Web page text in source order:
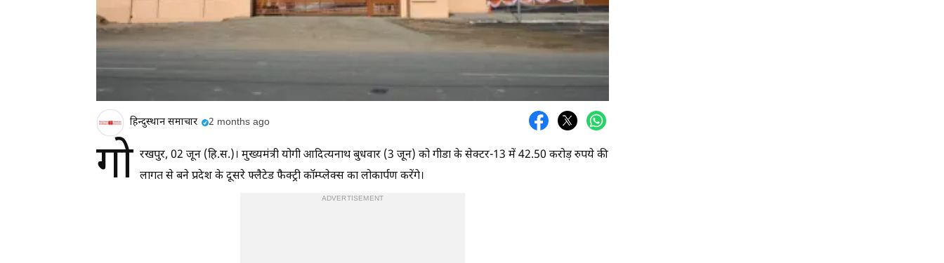
हिन्दुस्थान समाचार 2 months ago
गो रखपुर, 02 जून (हि.स.)। मुख्यमंत्री योगी आदित्यनाथ बुधवार (3 जून) को गीडा के सेक्टर-13 में 42.50 करोड़ रुपये की
लागत से बने प्रदेश के दूसरे फ्लैटेड फैक्ट्री कॉम्प्लेक्स का लोकार्पण करेंगे।
ADVERTISEMENT